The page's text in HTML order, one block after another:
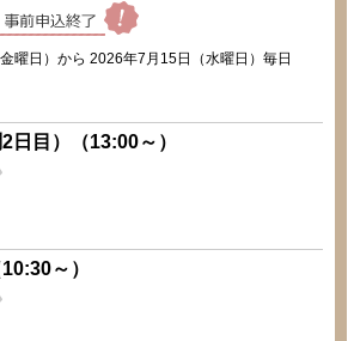
曜日）から 2026年7月15日（水曜日）毎日
日目）（13:00～）
～）